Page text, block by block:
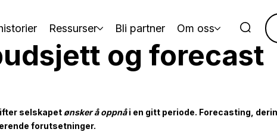
Ressurser Bli partner Om oss
og forecast
selskapet ønsker å oppnåi en gitt periode. Forecasting,
forutsetninger.